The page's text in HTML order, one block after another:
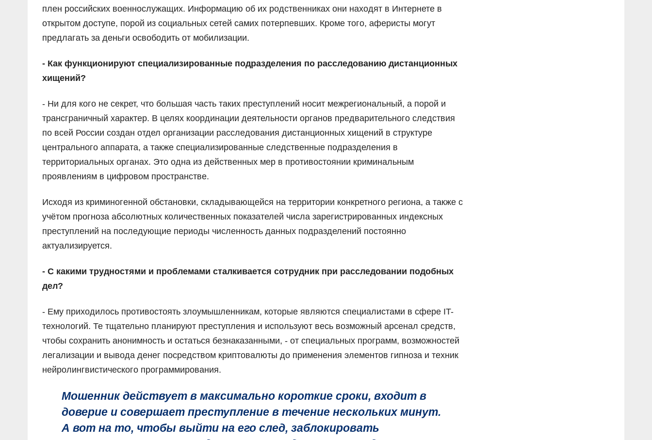
плен российских военнослужащих. Информацию об их родственниках они находят в Интернете в
открытом доступе, порой из социальных сетей самих потерпевших. Кроме того, аферисты могут
предлагать за деньги освободить от мобилизации.
- Как функционируют специализированные подразделения по расследованию дистанционных
хищений?
- Ни для кого не секрет, что большая часть таких преступлений носит межрегиональный, а порой и
трансграничный характер. В целях координации деятельности органов предварительного следствия
по всей России создан отдел организации расследования дистанционных хищений в структуре
центрального аппарата, а также специализированные следственные подразделения в
территориальных органах. Это одна из действенных мер в противостоянии криминальным
проявлениям в цифровом пространстве.
Исходя из криминогенной обстановки, складывающейся на территории конкретного региона, а также с
учётом прогноза абсолютных количественных показателей числа зарегистрированных индексных
преступлений на последующие периоды численность данных подразделений постоянно
актуализируется.
- С какими трудностями и проблемами сталкивается сотрудник при расследовании подобных
дел?
- Ему приходилось противостоять злоумышленникам, которые являются специалистами в сфере IT-
технологий. Те тщательно планируют преступления и используют весь возможный арсенал средств,
чтобы сохранить анонимность и остаться безнаказанными, - от специальных программ, возможностей
легализации и вывода денег посредством криптовалюты до применения элементов гипноза и техник
нейролингвистического программирования.
Мошенник действует в максимально короткие сроки, входит в
доверие и совершает преступление в течение нескольких минут.
А вот на то, чтобы выйти на его след, заблокировать